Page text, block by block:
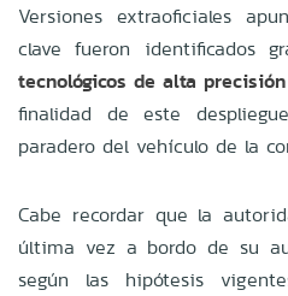
Versiones extraoficiales
clave fueron identificados
tecnológicos de alta
finalidad de este
paradero del vehículo de la
Cabe recordar que la
última vez a bordo de su
según las hipótesis